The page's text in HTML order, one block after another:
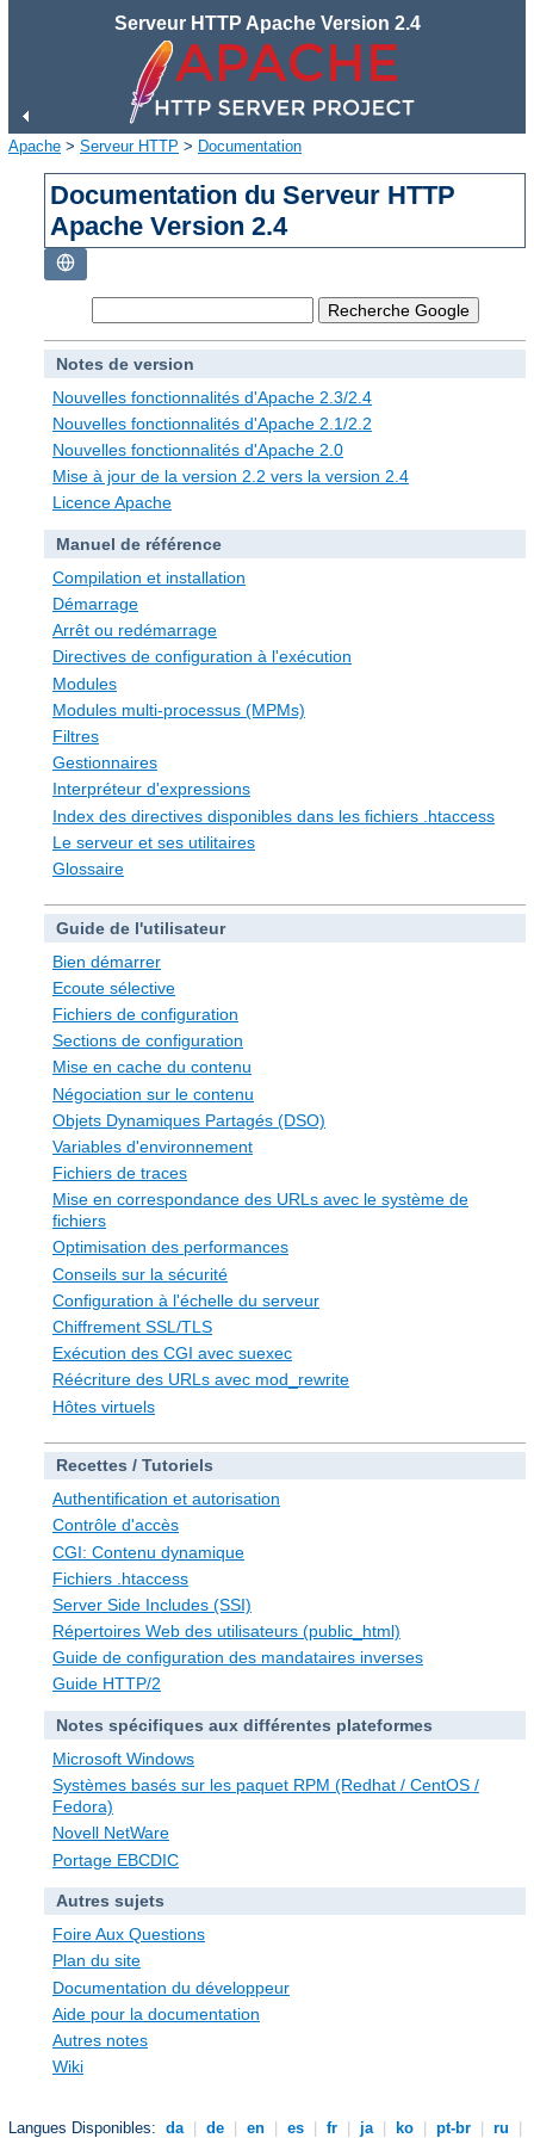
Serveur HTTP Apache Version 2.4
Apache > Serveur HTTP > Documentation
Documentation du Serveur HTTP
Apache Version 2.4
Notes de version
Nouvelles fonctionnalités d'Apache 2.3/2.4
Nouvelles fonctionnalités d'Apache 2.1/2.2
Nouvelles fonctionnalités d'Apache 2.0
Mise à jour de la version 2.2 vers la version 2.4
Licence Apache
Manuel de référence
Compilation et installation
Démarrage
Arrêt ou redémarrage
Directives de configuration à l'exécution
Modules
Modules multi-processus (MPMs)
Filtres
Gestionnaires
Interpréteur d'expressions
Index des directives disponibles dans les fichiers .htaccess
Le serveur et ses utilitaires
Glossaire
Guide de l'utilisateur
Bien démarrer
Ecoute sélective
Fichiers de configuration
Sections de configuration
Mise en cache du contenu
Négociation sur le contenu
Objets Dynamiques Partagés (DSO)
Variables d'environnement
Fichiers de traces
Mise en correspondance des URLs avec le système de
fichiers
Optimisation des performances
Conseils sur la sécurité
Configuration à l'échelle du serveur
Chiffrement SSL/TLS
Exécution des CGI avec suexec
Réécriture des URLs avec mod_rewrite
Hôtes virtuels
Recettes / Tutoriels
Authentification et autorisation
Contrôle d'accès
CGI: Contenu dynamique
Fichiers .htaccess
Server Side Includes (SSI)
Répertoires Web des utilisateurs (public_html)
Guide de configuration des mandataires inverses
Guide HTTP/2
Notes spécifiques aux différentes plateformes
Microsoft Windows
Systèmes basés sur les paquet RPM (Redhat / CentOS /
Fedora)
Novell NetWare
Portage EBCDIC
Autres sujets
Foire Aux Questions
Plan du site
Documentation du développeur
Aide pour la documentation
Autres notes
Wiki
Langues Disponibles: da de en es fr ja ko pt-br ru